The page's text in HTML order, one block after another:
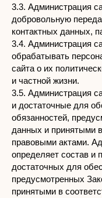
3.3. Администрация
добровольную
контактных данных,
3.4. Администрация
обрабатывать
сайта о их
и частной жизни.
3.5. Администрация
и достаточные для
обязанностей,
данных и принятыми
правовыми актами.
определяет состав и
достаточных для
предусмотренных
принятыми в